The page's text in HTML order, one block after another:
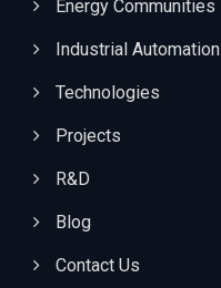
Energy Communities
Industrial Automation
Technologies
Projects
R&D
Blog
Contact Us